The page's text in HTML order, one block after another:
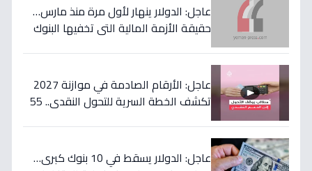
عاجل: الدولار ينهار لأول مرة منذ مارس…
حقيقة الأزمة المالية التي تخفيها البنوك
عاجل: الأرقام الصادمة في موازنة 2027
تكشف الخطة السرية للتحول النقدي.. 55
عاجل: الدولار يسقط في 10 بنوك كبرى…